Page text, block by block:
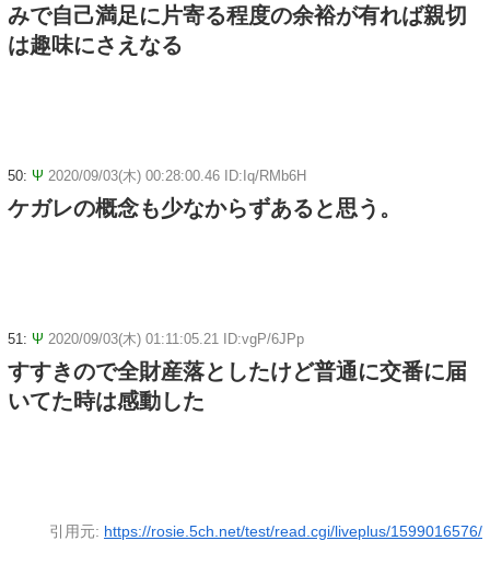
みで自己満足に片寄る程度の余裕が有れば親切
は趣味にさえなる
50: Ψ 2020/09/03(木) 00:28:00.46 ID:Iq/RMb6H
ケガレの概念も少なからずあると思う。
51: Ψ 2020/09/03(木) 01:11:05.21 ID:vgP/6JPp
すすきので全財産落としたけど普通に交番に届
いてた時は感動した
引用元: https://rosie.5ch.net/test/read.cgi/liveplus/1599016576/